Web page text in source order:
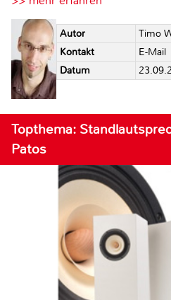
Autor
Timo
Kontakt
E-Mail
Datum
Topthema:
Patos